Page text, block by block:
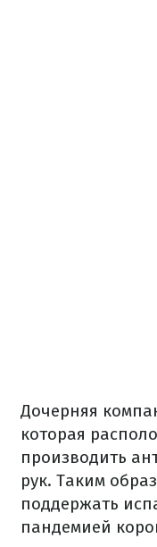
Дочерняя
которая
производить
рук. Таким
поддержать
пандемией